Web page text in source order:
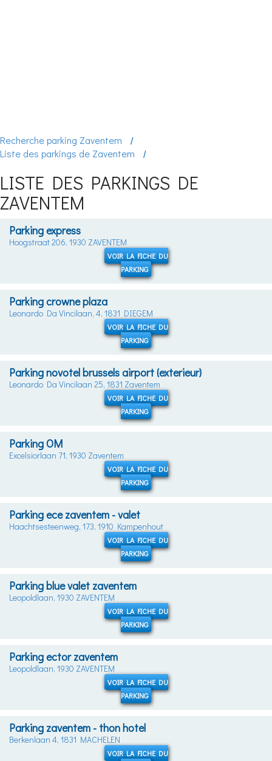
Recherche parking Zaventem
Liste des parkings de Zaventem
LISTE DES PARKINGS DE
ZAVENTEM
Parking express
Hoogstraat 206, 1930 ZAVENTEM
VOIR LA FICHE DU
PARKING
Parking crowne plaza
Leonardo Da Vincilaan, 4, 1831 DIEGEM
VOIR LA FICHE DU
PARKING
Parking novotel brussels airport (exterieur)
Leonardo Da Vincilaan 25, 1831 Zaventem
VOIR LA FICHE DU
PARKING
Parking OM
Excelsiorlaan 71, 1930 Zaventem
VOIR LA FICHE DU
PARKING
Parking ece zaventem - valet
Haachtsesteenweg, 173, 1910 Kampenhout
VOIR LA FICHE DU
PARKING
Parking blue valet zaventem
Leopoldlaan, 1930 ZAVENTEM
VOIR LA FICHE DU
PARKING
Parking ector zaventem
Leopoldlaan, 1930 ZAVENTEM
VOIR LA FICHE DU
PARKING
Parking zaventem - thon hotel
Berkenlaan 4, 1831 MACHELEN
VOIR LA FICHE DU